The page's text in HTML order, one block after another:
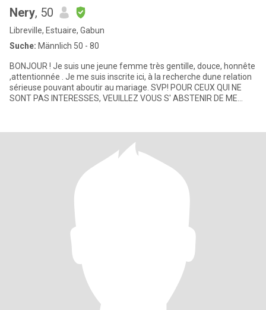
Nery, 50
Libreville, Estuaire, Gabun
Suche: Männlich 50 - 80
BONJOUR ! Je suis une jeune femme très gentille, douce, honnête
,attentionnée . Je me suis inscrite ici, à la recherche dune relation
sérieuse pouvant aboutir au mariage. SVP! POUR CEUX QUI NE
SONT PAS INTERESSES, VEUILLEZ VOUS S' ABSTENIR DE ME